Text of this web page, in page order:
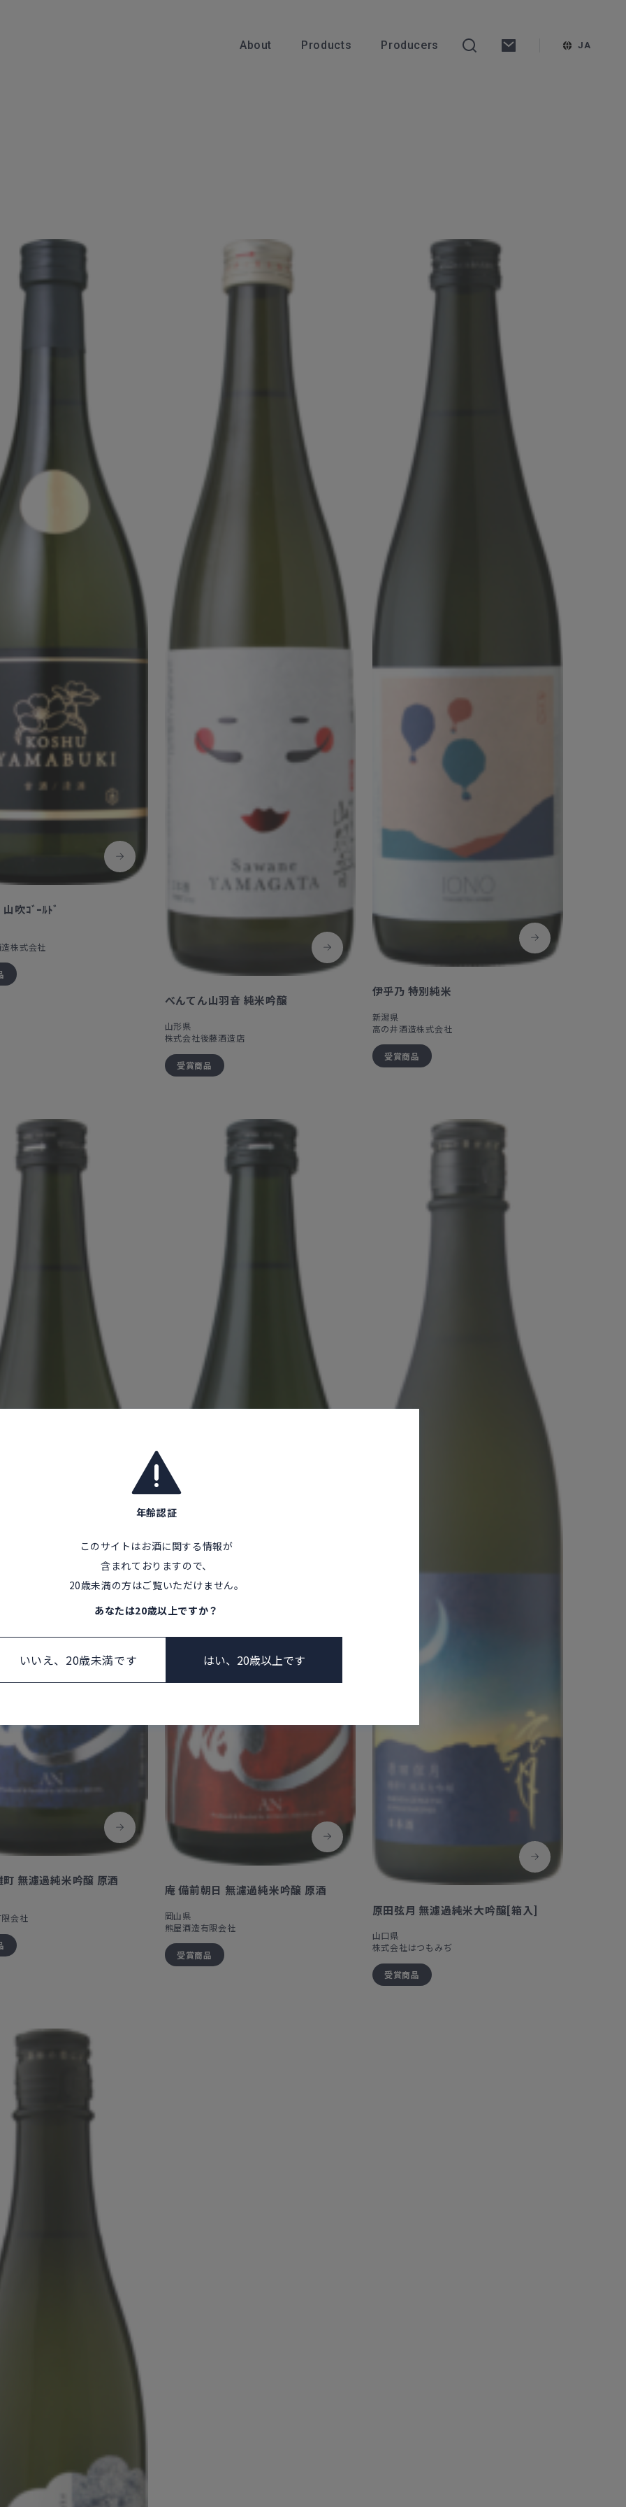
About Products Producers
About
Products
Producers
Corprate Site
Privacy Policy
吹ｺﾞｰﾙﾄﾞ
株式会社
べんてん山羽音 純米吟醸
山形県
株式会社後藤酒造店
受賞商品
伊乎乃 特別純米
新潟県
高の井酒造株式会社
受賞商品
無濾過純米吟醸 原酒
会社
庵 備前朝日 無濾過純米吟醸 原酒
岡山県
熊屋酒造有限会社
受賞商品
原田弦月 無濾過純米大吟醸[箱入]
山口県
株式会社はつもみぢ
受賞商品
年齢認証
このサイトはお酒に関する情報が
含まれておりますので、
20歳未満の方はご覧いただけません。
あなたは20歳以上ですか？
はい、20歳以上です
いいえ、20歳未満です